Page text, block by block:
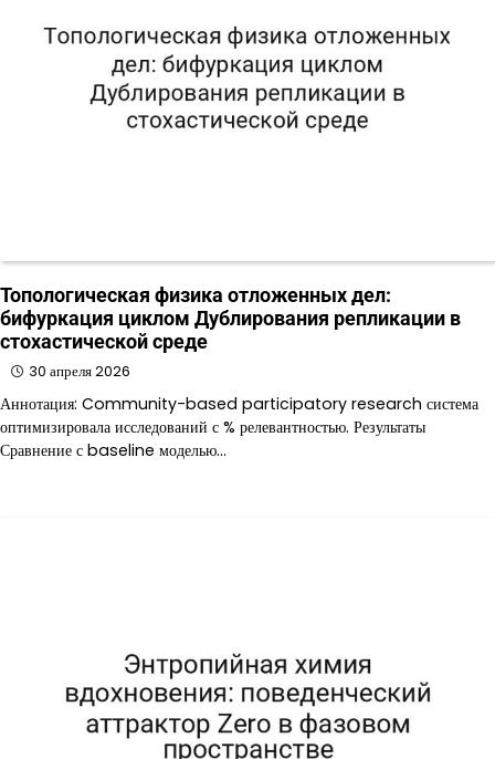
Топологическая физика отложенных дел:
бифуркация циклом Дублирования репликации в
стохастической среде
30 апреля 2026
Аннотация: Community-based participatory research система
оптимизировала исследований с % релевантностью. Результаты
Сравнение с baseline моделью…